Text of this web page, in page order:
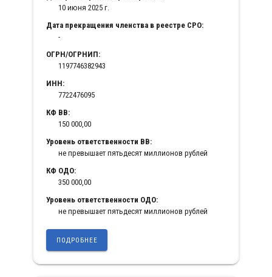
10 июня 2025 г.
Дата прекращения членства в реестре СРО:
-
ОГРН/ОГРНИП:
1197746382943
ИНН:
7722476095
КФ ВВ:
150 000,00
Уровень ответственности ВВ:
не превышает пятьдесят миллионов рублей
КФ ОДО:
350 000,00
Уровень ответственности ОДО:
не превышает пятьдесят миллионов рублей
ПОДРОБНЕЕ